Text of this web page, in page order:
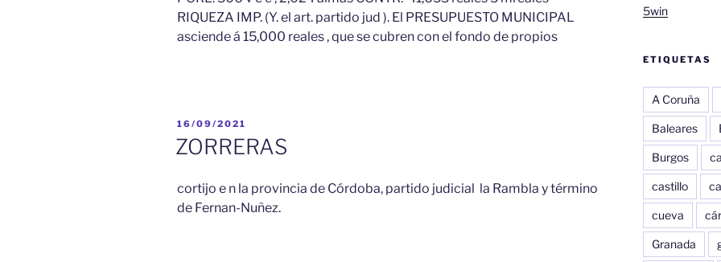
RIQUEZA IMP. (Y. el art. partido jud ). El PRESUPUESTO MUNICIPAL
asciende á 15,000 reales , que se cubren con el fondo de propios
PUBLICADO
EL
16/09/2021
ZORRERAS
cortijo e n la provincia de Córdoba, partido judicial la Rambla y término
de Fernan-Nuñez.
5win
ETIQUETAS
A Coruña
Baleares
Burgos
castillo
cueva
Granada